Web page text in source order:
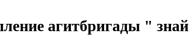
агитбригады "